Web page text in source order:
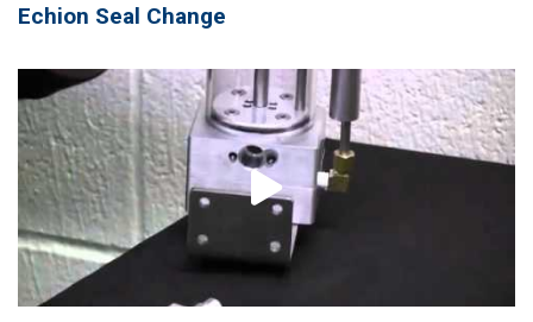
Echion Seal Change